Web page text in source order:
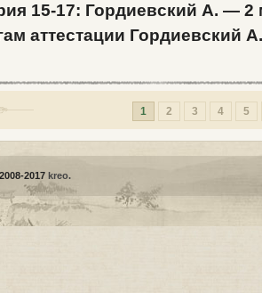
15-17: Гордиевский А. — 2
аттестации Гордиевский А.
1 2 3 4 5
2017 kreo.